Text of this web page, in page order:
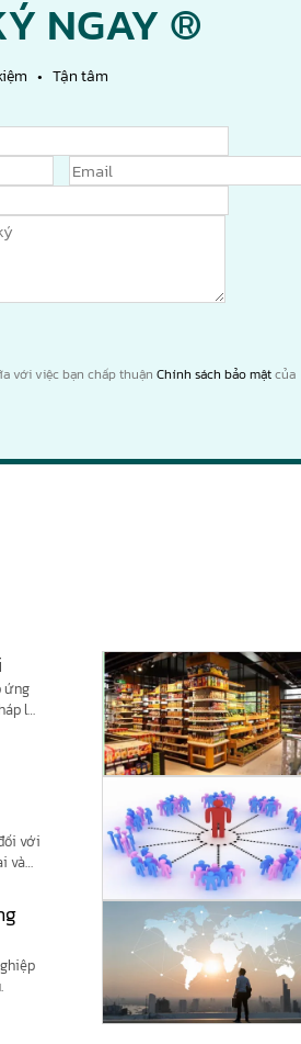
NGAY ®
• Tận tâm
với việc bạn chấp thuận Chính sách bảo mậtcủa
ứng
lý
với
và